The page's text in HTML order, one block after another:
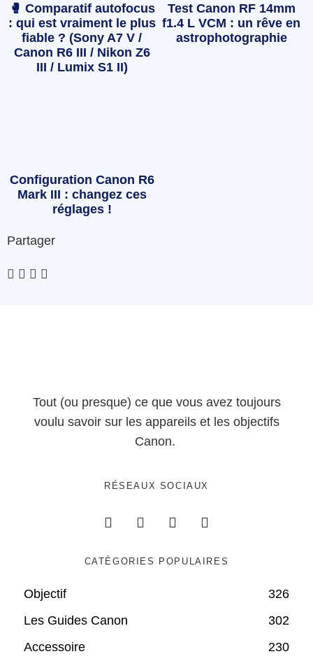
🥊 Comparatif autofocus
: qui est vraiment le plus
fiable ? (Sony A7 V /
Canon R6 III / Nikon Z6
III / Lumix S1 II)
Test Canon RF 14mm
f1.4 L VCM : un rêve en
astrophotographie
Configuration Canon R6
Mark III : changez ces
réglages !
Partager
Tout (ou presque) ce que vous avez toujours
voulu savoir sur les appareils et les objectifs
Canon.
RÉSEAUX SOCIAUX
CATÉGORIES POPULAIRES
Objectif
326
Les Guides Canon
302
Accessoire
230